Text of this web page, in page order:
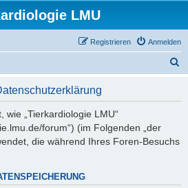
LMU
Anmelden
Registrieren
wie „Tierkardiologie LMU“
forum“) (im Folgenden „der
die während Ihres Foren-Besuchs